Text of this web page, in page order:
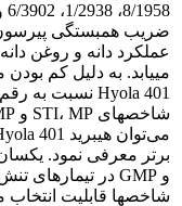
ضریب همبستگی پیرسون
عملکرد دانه و روغن
شاخص­ها قابلیت